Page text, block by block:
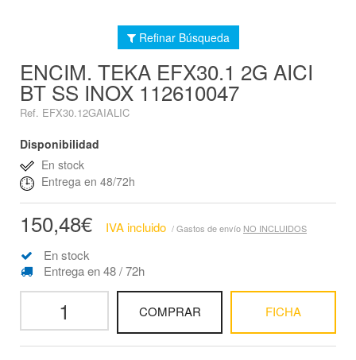
Refinar Búsqueda
ENCIM. TEKA EFX30.1 2G AICI
BT SS INOX 112610047
Ref. EFX30.12GAIALIC
Disponibilidad
En stock
Entrega en 48/72h
150,48€ IVA incluido / Gastos de envío NO INCLUIDOS
En stock
Entrega en 48 / 72h
COMPRAR FICHA